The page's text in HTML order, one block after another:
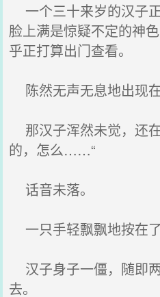
一个三十来岁的汉子
脸上满是惊疑不定的神
乎正打算出门查看。
陈然无声无息地出现在
那汉子浑然未觉，还
的，怎么……“
话音未落。
一只手轻飘飘地按在了
汉子身子一僵，随即
去。